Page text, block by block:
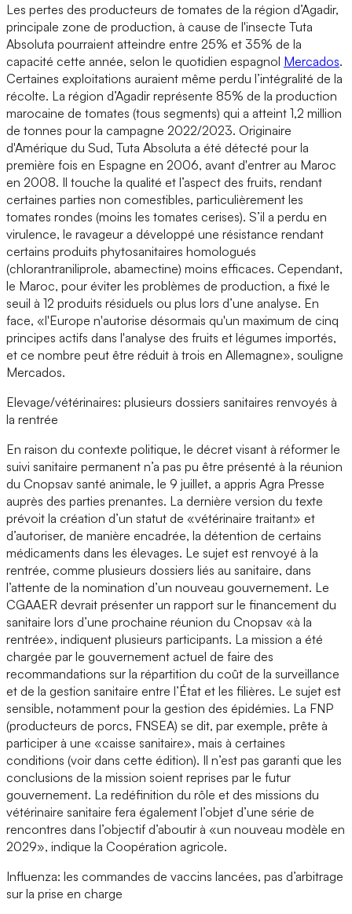
Les pertes des producteurs de tomates de la région d’Agadir,
principale zone de production, à cause de l'insecte Tuta
Absoluta pourraient atteindre entre 25% et 35% de la
capacité cette année, selon le quotidien espagnol Mercados.
Certaines exploitations auraient même perdu l’intégralité de la
récolte. La région d’Agadir représente 85% de la production
marocaine de tomates (tous segments) qui a atteint 1,2 million
de tonnes pour la campagne 2022/2023. Originaire
d'Amérique du Sud, Tuta Absoluta a été détecté pour la
première fois en Espagne en 2006, avant d'entrer au Maroc
en 2008. Il touche la qualité et l’aspect des fruits, rendant
certaines parties non comestibles, particulièrement les
tomates rondes (moins les tomates cerises). S’il a perdu en
virulence, le ravageur a développé une résistance rendant
certains produits phytosanitaires homologués
(chlorantraniliprole, abamectine) moins efficaces. Cependant,
le Maroc, pour éviter les problèmes de production, a fixé le
seuil à 12 produits résiduels ou plus lors d’une analyse. En
face, «l'Europe n'autorise désormais qu'un maximum de cinq
principes actifs dans l'analyse des fruits et légumes importés,
et ce nombre peut être réduit à trois en Allemagne», souligne
Mercados.
Elevage/vétérinaires: plusieurs dossiers sanitaires renvoyés à
la rentrée
En raison du contexte politique, le décret visant à réformer le
suivi sanitaire permanent n’a pas pu être présenté à la réunion
du Cnopsav santé animale, le 9 juillet, a appris Agra Presse
auprès des parties prenantes. La dernière version du texte
prévoit la création d’un statut de «vétérinaire traitant» et
d’autoriser, de manière encadrée, la détention de certains
médicaments dans les élevages. Le sujet est renvoyé à la
rentrée, comme plusieurs dossiers liés au sanitaire, dans
l’attente de la nomination d’un nouveau gouvernement. Le
CGAAER devrait présenter un rapport sur le financement du
sanitaire lors d’une prochaine réunion du Cnopsav «à la
rentrée», indiquent plusieurs participants. La mission a été
chargée par le gouvernement actuel de faire des
recommandations sur la répartition du coût de la surveillance
et de la gestion sanitaire entre l’État et les filières. Le sujet est
sensible, notamment pour la gestion des épidémies. La FNP
(producteurs de porcs, FNSEA) se dit, par exemple, prête à
participer à une «caisse sanitaire», mais à certaines
conditions (voir dans cette édition). Il n’est pas garanti que les
conclusions de la mission soient reprises par le futur
gouvernement. La redéfinition du rôle et des missions du
vétérinaire sanitaire fera également l’objet d’une série de
rencontres dans l’objectif d’aboutir à «un nouveau modèle en
2029», indique la Coopération agricole.
Influenza: les commandes de vaccins lancées, pas d’arbitrage
sur la prise en charge